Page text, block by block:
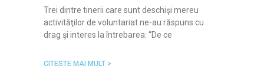
Trei dintre tinerii care sunt deschişi mereu
activităţilor de voluntariat ne-au răspuns cu
drag şi interes la întrebarea: “De ce
CITESTE MAI MULT >